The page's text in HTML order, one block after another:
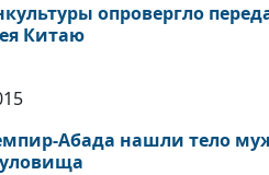
опровергло
Китаю
Абада нашли тело